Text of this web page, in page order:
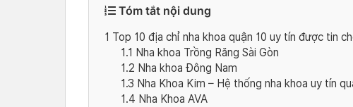
Tóm tắt nội dung
1 Top 10 địa chỉ nha khoa quận 10 uy tín được tin
1.1 Nha khoa Trồng Răng Sài Gòn
1.2 Nha khoa Đông Nam
1.3 Nha Khoa Kim – Hệ thống nha khoa uy tín
1.4 Nha Khoa AVA